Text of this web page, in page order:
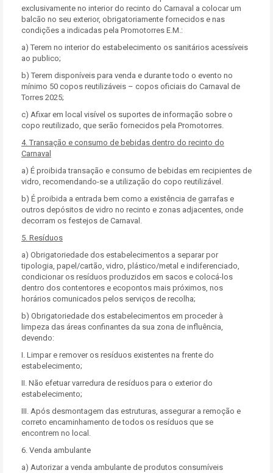
exclusivamente no interior do recinto do Carnaval a colocar um
balcão no seu exterior, obrigatoriamente fornecidos e nas
condições a indicadas pela Promotorres E.M.:
a) Terem no interior do estabelecimento os sanitários acessíveis
ao publico;
b) Terem disponíveis para venda e durante todo o evento no
mínimo 50 copos reutilizáveis – copos oficiais do Carnaval de
Torres 2025;
c) Afixar em local visível os suportes de informação sobre o
copo reutilizado, que serão fornecidos pela Promotorres.
4. Transação e consumo de bebidas dentro do recinto do
Carnaval
a) É proibida transação e consumo de bebidas em recipientes de
vidro, recomendando-se a utilização do copo reutilizável.
b) É proibida a entrada bem como a existência de garrafas e
outros depósitos de vidro no recinto e zonas adjacentes, onde
decorram os festejos de Carnaval.
5. Resíduos
a) Obrigatoriedade dos estabelecimentos a separar por
tipologia, papel/cartão, vidro, plástico/metal e indiferenciado,
condicionar os resíduos produzidos em sacos e colocá-los
dentro dos contentores e ecopontos mais próximos, nos
horários comunicados pelos serviços de recolha;
b) Obrigatoriedade dos estabelecimentos em proceder à
limpeza das áreas confinantes da sua zona de influência,
devendo:
I. Limpar e remover os resíduos existentes na frente do
estabelecimento;
II. Não efetuar varredura de resíduos para o exterior do
estabelecimento;
III. Após desmontagem das estruturas, assegurar a remoção e
correto encaminhamento de todos os resíduos que se
encontrem no local.
6. Venda ambulante
a) Autorizar a venda ambulante de produtos consumíveis